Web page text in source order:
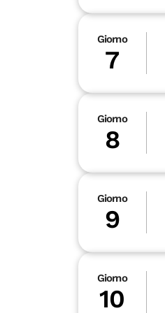
Giorno
7
Giorno
8
Giorno
9
Giorno
10